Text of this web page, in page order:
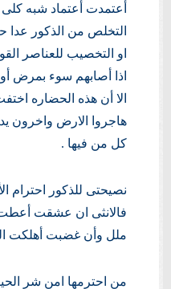
أعتمدت أعتماد شبه كلى
التخلص من الذكور عدا
او التخصيب للعناصر
اذا أصابهم سوء بمرض
الا أن هذه الحضاره
هاجروا الارض واخرون
كل من فيها .
نصيحتى للذكور احترام
فالانثى ان عشقت أعطت
ملل وأن غضبت أهلكت
من احترمها امن شر الحياه